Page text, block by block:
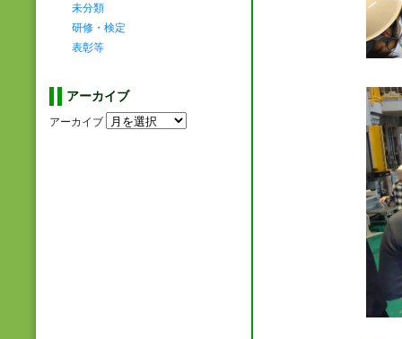
未分類
研修・検定
表彰等
アーカイブ
アーカイブ